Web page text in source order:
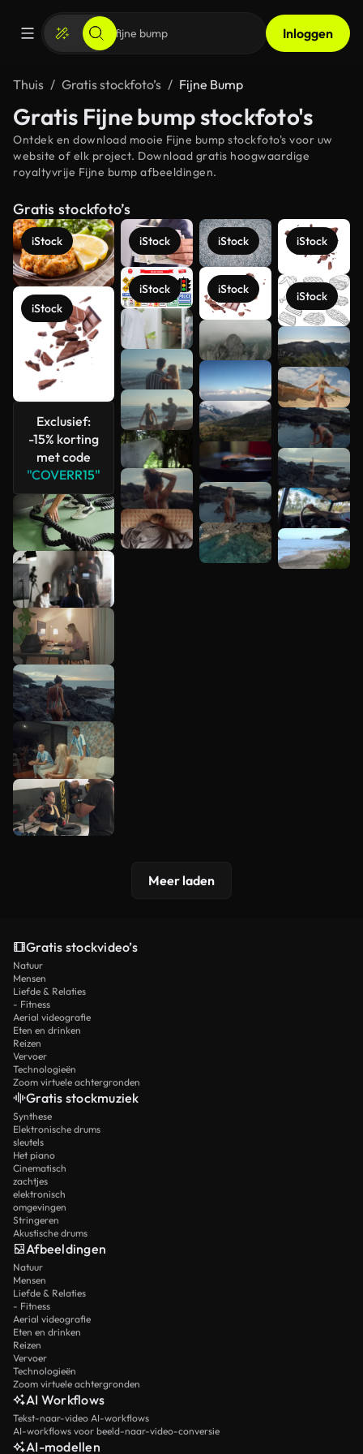
Inloggen
Thuis Gratis stockfoto’s Fijne Bump
Gratis Fijne bump stockfoto's
Ontdek en download mooie Fijne bump stockfoto's voor uw
website of elk project. Download gratis hoogwaardige
royaltyvrije Fijne bump afbeeldingen.
Gratis stockfoto’s
iStock
iStock
Exclusief:
-15% korting
met code
"COVERR15"
iStock
iStock
iStock
iStock
iStock
iStock
Meer
bekijken
Meer laden
Gratis stockvideo’s
Natuur
Mensen
Liefde & Relaties
- Fitness
Aerial videografie
Eten en drinken
Reizen
Vervoer
Technologieën
Zoom virtuele achtergronden
Gratis stockmuziek
Synthese
Elektronische drums
sleutels
Het piano
Cinematisch
zachtjes
elektronisch
omgevingen
Stringeren
Akustische drums
Afbeeldingen
Natuur
Mensen
Liefde & Relaties
- Fitness
Aerial videografie
Eten en drinken
Reizen
Vervoer
Technologieën
Zoom virtuele achtergronden
AI Workflows
Tekst-naar-video AI-workflows
AI-workflows voor beeld-naar-video-conversie
AI-modellen